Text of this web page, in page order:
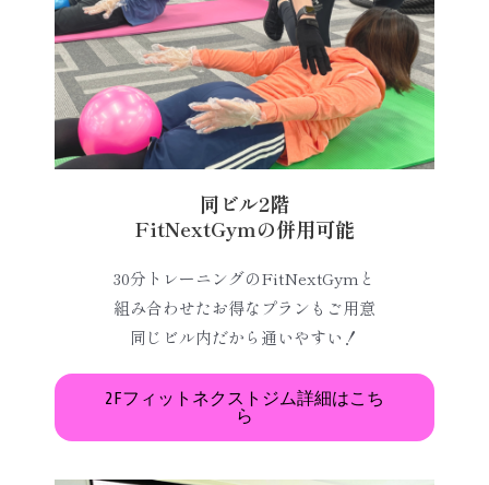
同ビル2階
FitNextGymの併用可能
30分トレーニングのFitNextGymと
組み合わせたお得なプランもご用意
同じビル内だから通いやすい！
2Fフィットネクストジム詳細はこち
ら